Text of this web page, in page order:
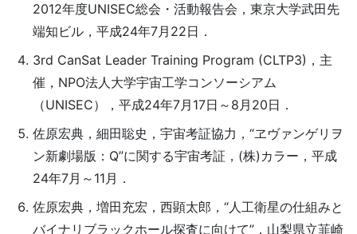
2012年度UNISEC総会・活動報告会，東京大学武田先
端知ビル，平成24年7月22日．
3rd CanSat Leader Training Program (CLTP3)，主
催，NPO法人大学宇宙工学コンソーシアム
（UNISEC），平成24年7月17日～8月20日．
佐原宏典，細田聡史，宇宙考証協力，“ヱヴァンゲリヲ
ン新劇場版：Q”に関する宇宙考証，(株)カラー，平成
24年7月～11月．
佐原宏典，増田充宏，西顕太郎，“人工衛星の仕組みと
バイナリブラックホール探査に向けて”，山梨県立韮崎